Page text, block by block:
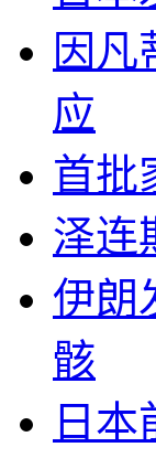
因凡
应
首批
泽连
伊朗
骸
日